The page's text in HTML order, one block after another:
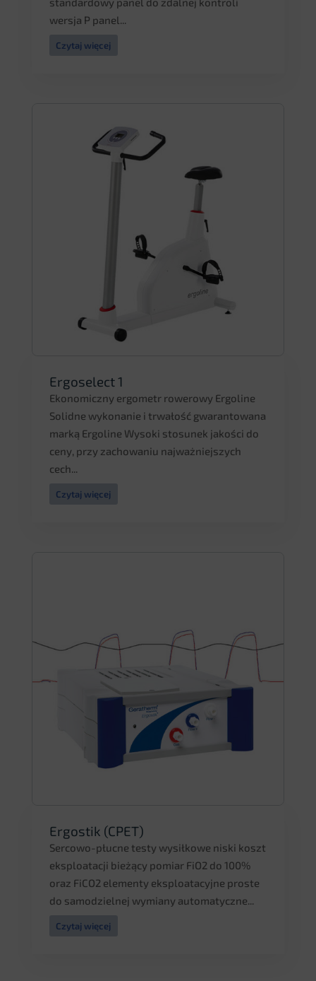
wersja P panel...
Czytaj więcej
Ergoselect 1
Ekonomiczny ergometr rowerowy Ergoline
Solidne wykonanie i trwałość gwarantowana
marką Ergoline Wysoki stosunek jakości do
ceny, przy zachowaniu najważniejszych
cech...
Czytaj więcej
Ergostik (CPET)
Sercowo-płucne testy wysiłkowe niski koszt
eksploatacji bieżący pomiar FiO2 do 100%
oraz FiCO2 elementy eksploatacyjne proste
do samodzielnej wymiany automatyczne...
Czytaj więcej